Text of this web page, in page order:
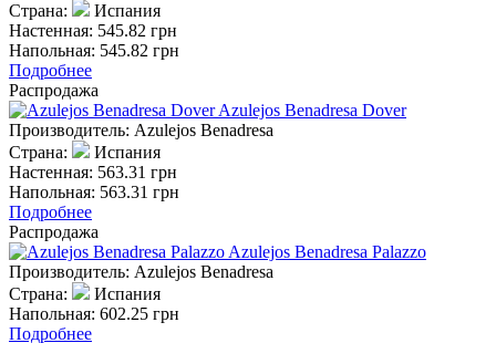
Страна:
Испания
Настенная: 545.82 грн
Напольная: 545.82 грн
Подробнее
Распродажа
Azulejos Benadresa Dover
Производитель: Azulejos Benadresa
Страна:
Испания
Настенная: 563.31 грн
Напольная: 563.31 грн
Подробнее
Распродажа
Azulejos Benadresa Palazzo
Производитель: Azulejos Benadresa
Страна:
Испания
Напольная: 602.25 грн
Подробнее